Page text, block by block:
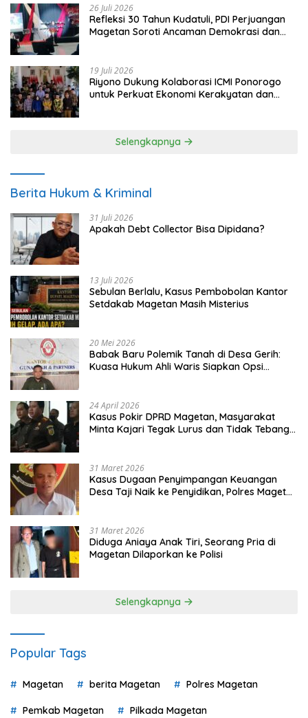
26 Juli 2026
Refleksi 30 Tahun Kudatuli, PDI Perjuangan
Magetan Soroti Ancaman Demokrasi dan
19 Juli 2026
Riyono Dukung Kolaborasi ICMI Ponorogo
untuk Perkuat Ekonomi Kerakyatan dan
Selengkapnya
Berita Hukum & Kriminal
31 Juli 2026
Apakah Debt Collector Bisa Dipidana?
13 Juli 2026
Sebulan Berlalu, Kasus Pembobolan Kantor
Setdakab Magetan Masih Misterius
20 Mei 2026
Babak Baru Polemik Tanah di Desa Gerih:
Kuasa Hukum Ahli Waris Siapkan Opsi
24 April 2026
Kasus Pokir DPRD Magetan, Masyarakat
Minta Kajari Tegak Lurus dan Tidak Tebang
31 Maret 2026
Kasus Dugaan Penyimpangan Keuangan
Desa Taji Naik ke Penyidikan, Polres Magetan
31 Maret 2026
Diduga Aniaya Anak Tiri, Seorang Pria di
Magetan Dilaporkan ke Polisi
Selengkapnya
Popular Tags
Magetan berita Magetan Polres Magetan
Pemkab Magetan Pilkada Magetan